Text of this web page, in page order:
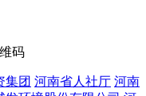
集团 河南省人社厅 河南